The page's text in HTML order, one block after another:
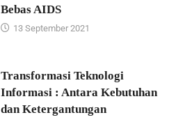
Bebas AIDS
13 September 2021
Transformasi Teknologi
Informasi : Antara Kebutuhan
dan Ketergantungan